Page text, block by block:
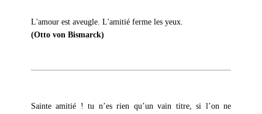
L'amour est aveugle. L'amitié ferme les yeux.
(Otto von Bismarck)
Sainte amitié ! tu n’es rien qu’un vain titre, si l’on ne